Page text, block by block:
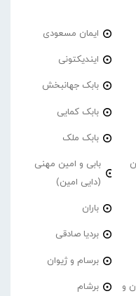
ایمان مسعودی
ایندیکتونی
بابک جهانبخش
بابک کمایی
بابک ملک
بابی و امین مهنی
(دایی امین)
باران
بردیا صادقی
برسام و ژیوان
و
برشام